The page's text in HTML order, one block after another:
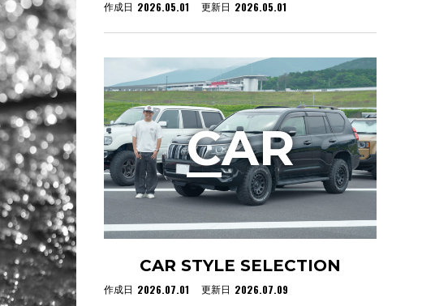
作成日 2026.05.01 更新日 2026.05.01
CAR STYLE SELECTION
作成日 2026.07.01 更新日 2026.07.09
CAR